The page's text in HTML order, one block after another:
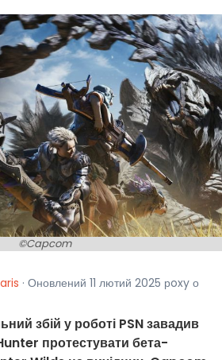
©Capcom
· Оновлений 11 лютий 2025 рoxy о
збій у роботі PSN завадив
протестувати бета-